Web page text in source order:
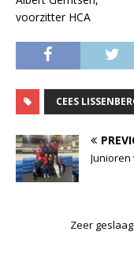
voorzitter HCA
CEES
Zeer